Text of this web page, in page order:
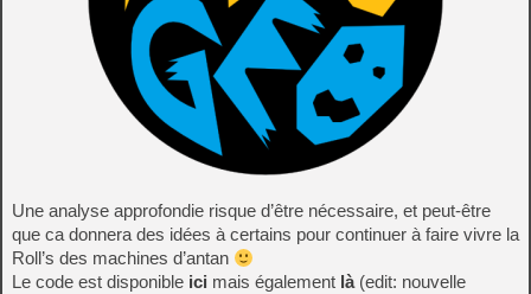
Une analyse approfondie risque d’être nécessaire, et peut-être
que ca donnera des idées à certains pour continuer à faire vivre la
Roll’s des machines d’antan
Le code est disponible ici mais également là(edit: nouvelle